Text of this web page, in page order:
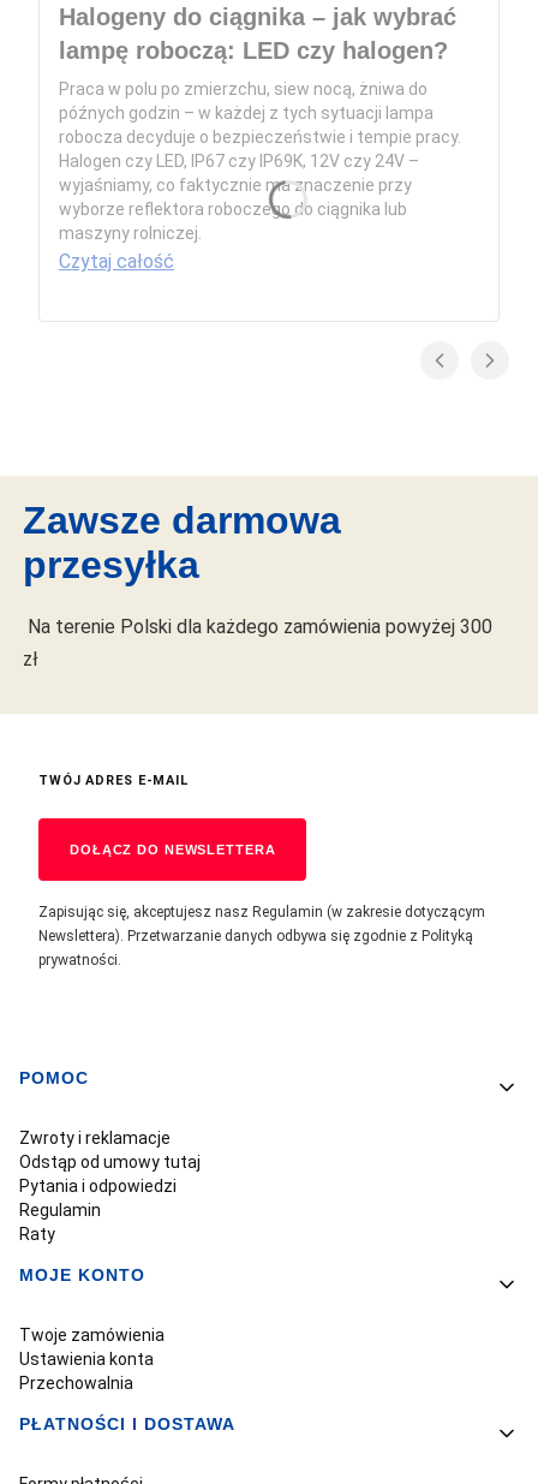
Halogeny do ciągnika – jak wybrać
lampę roboczą: LED czy halogen?
Praca w polu po zmierzchu, siew nocą, żniwa do
późnych godzin – w każdej z tych sytuacji lampa
robocza decyduje o bezpieczeństwie i tempie pracy.
Halogen czy LED, IP67 czy IP69K, 12V czy 24V –
wyjaśniamy, co faktycznie ma znaczenie przy
wyborze reflektora roboczego do ciągnika lub
maszyny rolniczej.
Czytaj całość
Zawsze darmowa
przesyłka
Na terenie Polski dla każdego zamówienia powyżej 300
zł
TWÓJ ADRES E-MAIL
DOŁĄCZ DO NEWSLETTERA
Zapisując się, akceptujesz nasz Regulamin (w zakresie dotyczącym
Newslettera). Przetwarzanie danych odbywa się zgodnie z Polityką
prywatności.
Linki w stopce
POMOC
Zwroty i reklamacje
Odstąp od umowy tutaj
Pytania i odpowiedzi
Regulamin
Raty
MOJE KONTO
Twoje zamówienia
Ustawienia konta
Przechowalnia
PŁATNOŚCI I DOSTAWA